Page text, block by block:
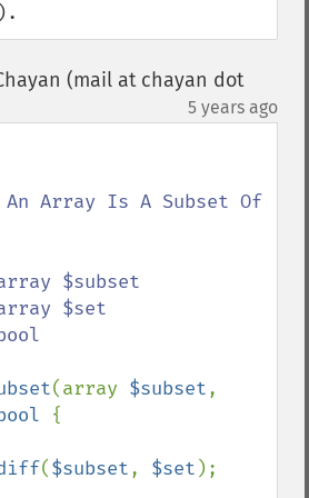
(mail at chayan dot
5 years ago
(array $subset,
{
($subset, $set );